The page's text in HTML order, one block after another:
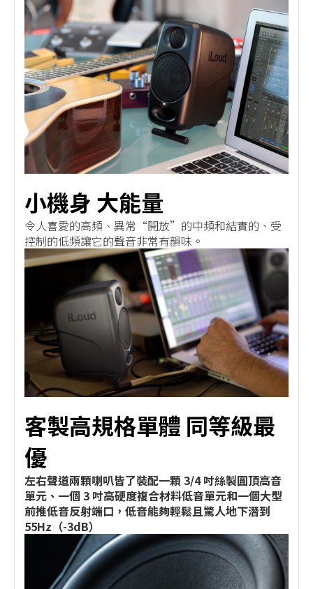
小機身 大能量
令人喜愛的高頻、異常“開放”的中頻和結實的、受
控制的低頻讓它的聲音非常有韻味。
客製高規格單體 同等級最
優
左右聲道兩顆喇叭皆了裝配一顆 3/4 吋絲製圓頂高音
單元、一個 3 吋高硬度複合材料低音單元和一個大型
前推低音反射端口，低音能夠輕鬆且驚人地下潛到
55Hz（-3dB）